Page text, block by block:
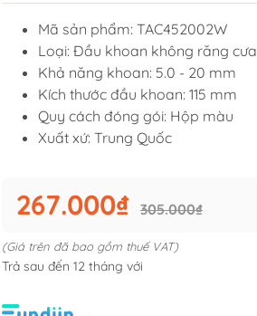
Mã sản phẩm: TAC452002W
Loại: Đầu khoan không răng cưa
Khả năng khoan: 5.0 - 20 mm
Kích thước đầu khoan: 115 mm
Quy cách đóng gói: Hộp màu
Xuất xứ: Trung Quốc
267.000₫ 305.000₫
(Giá trên đã bao gồm thuế VAT)
Trả sau đến 12 tháng với